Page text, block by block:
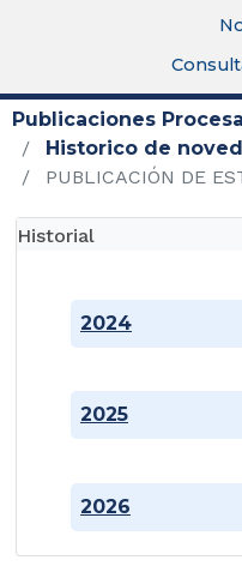
Publicaciones
Historico de
PUBLICACIÓN DE
Historial
2024
2025
2026